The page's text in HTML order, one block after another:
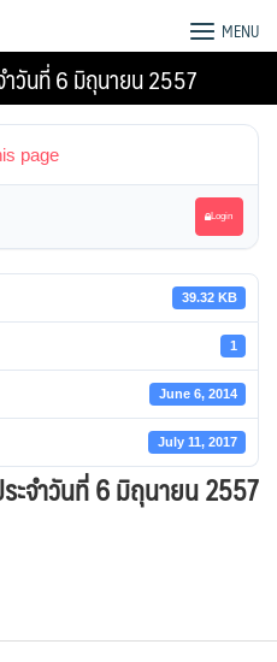
MENU
ำวันที่ 6 มิถุนายน 2557
page
Login
39.32 KB
1
June 6, 2014
July 11, 2017
ะจำวันที่ 6 มิถุนายน 2557